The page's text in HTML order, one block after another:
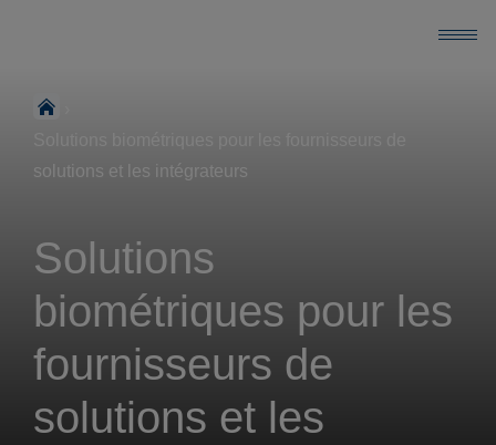
solutions et les intégrateurs
Solutions
biométriques pour les
fournisseurs de
solutions et les